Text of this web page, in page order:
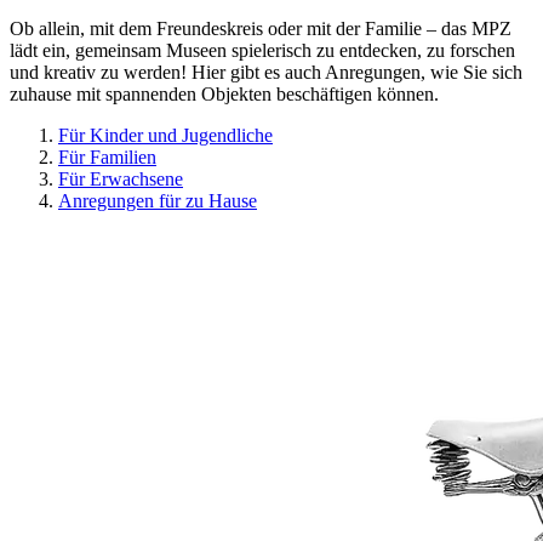
Ob allein, mit dem Freundeskreis oder mit der Familie – das MPZ
lädt ein, gemeinsam Museen spielerisch zu entdecken, zu forschen
und kreativ zu werden! Hier gibt es auch Anregungen, wie Sie sich
zuhause mit spannenden Objekten beschäftigen können.
Für Kinder und Jugendliche
Für Familien
Für Erwachsene
Anregungen für zu Hause